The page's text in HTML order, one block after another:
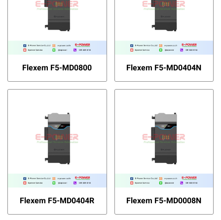
Flexem F5-MD0800 Flexem F5-MD0404N
Flexem F5-MD0404R Flexem F5-MD0008N